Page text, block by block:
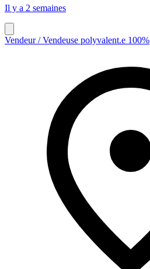
Il y a 2 semaines
Vendeur / Vendeuse polyvalent.e 100%